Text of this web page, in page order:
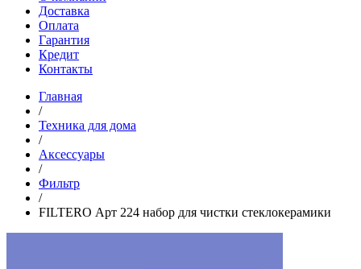
Доставка
Оплата
Гарантия
Кредит
Контакты
Главная
/
Техника для дома
/
Аксессуары
/
Фильтр
/
FILTERO Арт 224 набор для чистки стеклокерамики